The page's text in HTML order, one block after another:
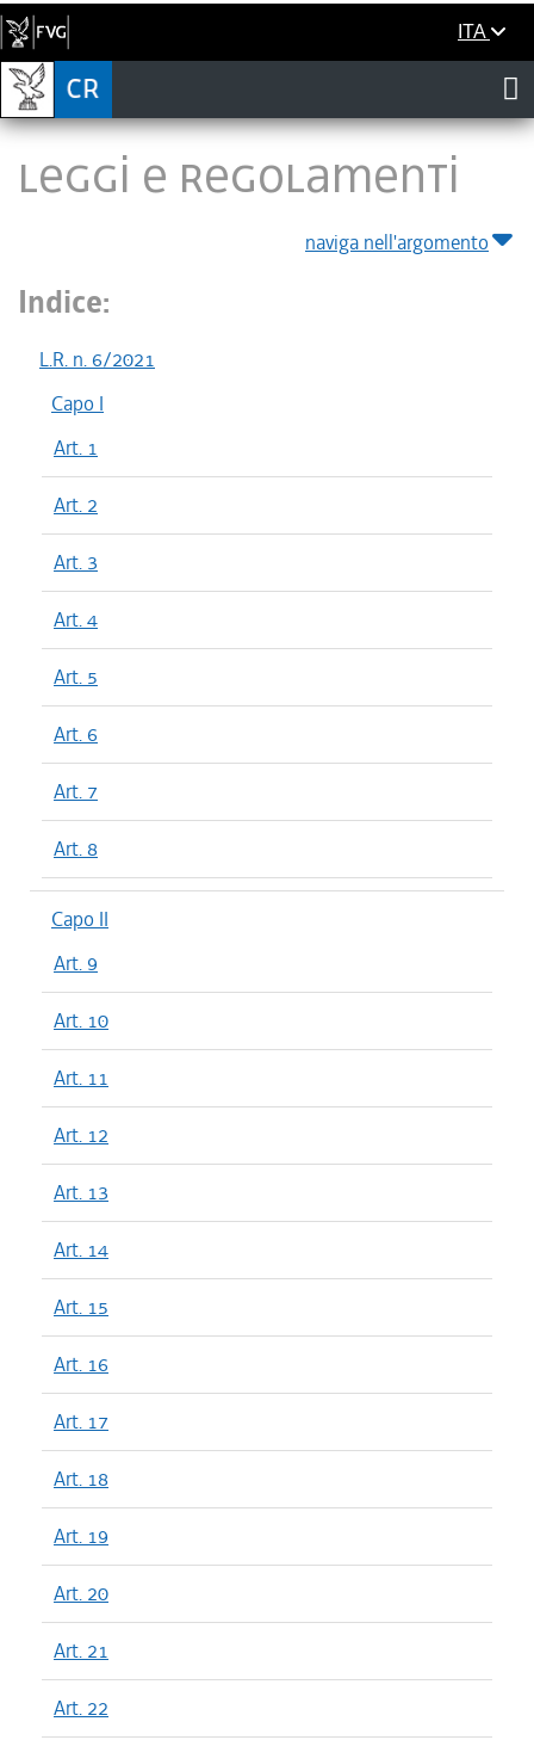
ITA
LEGGI E REGOLAMENTI
naviga nell'argomento
Indice:
L.R. n. 6/2021
Capo I
Art. 1
Art. 2
Art. 3
Art. 4
Art. 5
Art. 6
Art. 7
Art. 8
Capo II
Art. 9
Art. 10
Art. 11
Art. 12
Art. 13
Art. 14
Art. 15
Art. 16
Art. 17
Art. 18
Art. 19
Art. 20
Art. 21
Art. 22